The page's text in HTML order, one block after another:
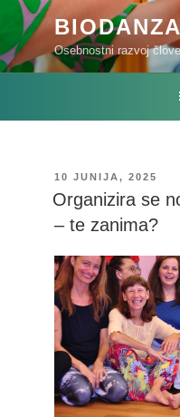
Skoči
vsebino
BIODANZA
Osebnostni razvoj
OBJAVLJENO
DNE
10 JUNIJA, 2025
Organizira se
– te zanima?